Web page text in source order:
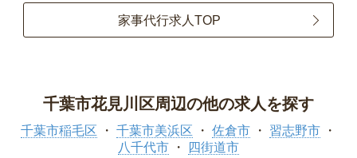
家事代行求人TOP
千葉市花見川区周辺の他の求人を探す
千葉市稲毛区 千葉市美浜区 佐倉市
習志野市
八千代市
四街道市